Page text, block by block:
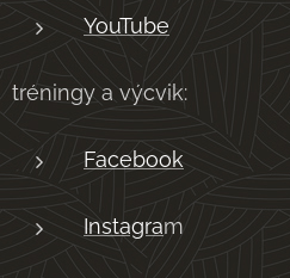
YouTube
tréningy a výcvik:
Facebook
Instagram